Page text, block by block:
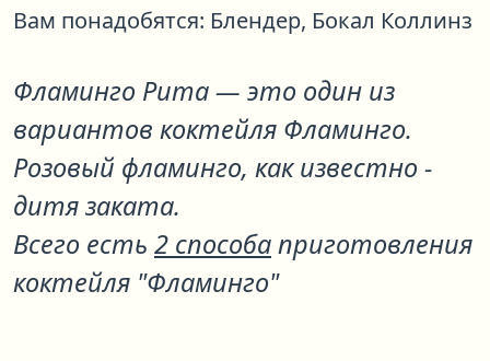
Вам понадобятся: Блендер, Бокал Коллинз
Фламинго Рита— это один из
вариантов коктейля Фламинго.
Розовый фламинго, как известно -
дитя заката.
Всего есть 2 способаприготовления
коктейля "Фламинго"